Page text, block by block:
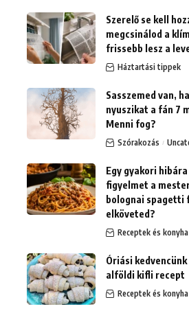
Szerelő se kell
megcsinálod a
frissebb lesz a
Háztartási tippek
Sasszemed van,
nyuszikat a fán 7
Menni fog?
Szórakozás
Egy gyakori
figyelmet a
bolognai spagetti
elköveted?
Receptek és konyha
Óriási
alföldi kifli recept
Receptek és konyha